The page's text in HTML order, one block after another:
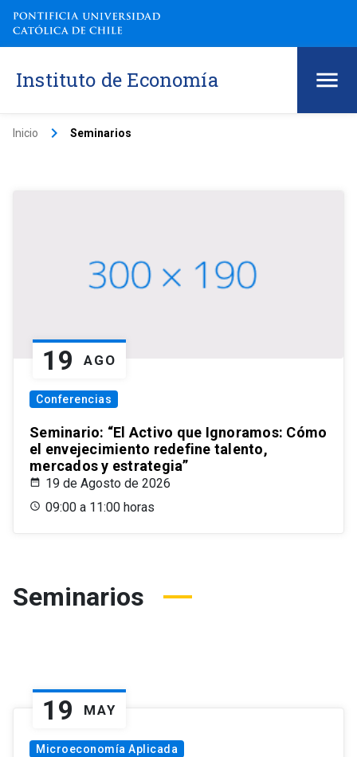
Instituto de Economía
Inicio keyboard_arrow_right Seminarios
19 AGO
Conferencias
Seminario: “El Activo que Ignoramos: Cómo
el envejecimiento redefine talento,
mercados y estrategia”
19 de Agosto de 2026
09:00 a 11:00 horas
Seminarios
19 MAY
Microeconomía Aplicada